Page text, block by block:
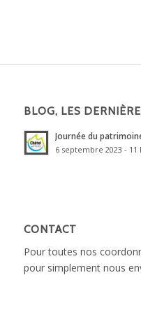
BLOG, LES
Journée du
6 septembre 2023 - 11
CONTACT
Pour toutes nos
pour simplement nous